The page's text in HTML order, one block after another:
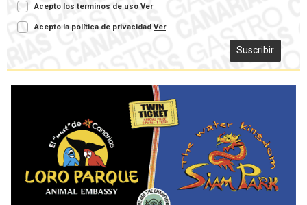
Acepto los terminos de uso Ver
Acepto la política de privacidad Ver
Suscribir